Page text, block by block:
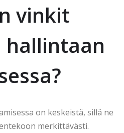
vinkit
on keskeistä, sillä ne
merkittävästi.